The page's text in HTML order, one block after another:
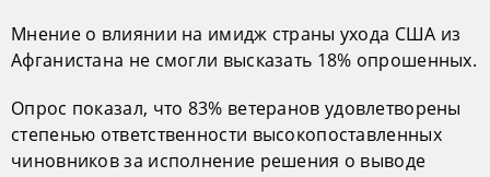
Мнение о влиянии на имидж страны ухода США из
Афганистана не смогли высказать 18% опрошенных.
Опрос показал, что 83% ветеранов удовлетворены
степенью ответственности высокопоставленных
чиновников за исполнение решения о выводе